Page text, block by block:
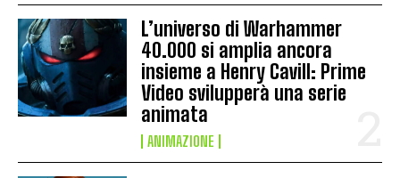
L’universo di Warhammer
40.000 si amplia ancora
insieme a Henry Cavill: Prime
Video svilupperà una serie
animata
ANIMAZIONE